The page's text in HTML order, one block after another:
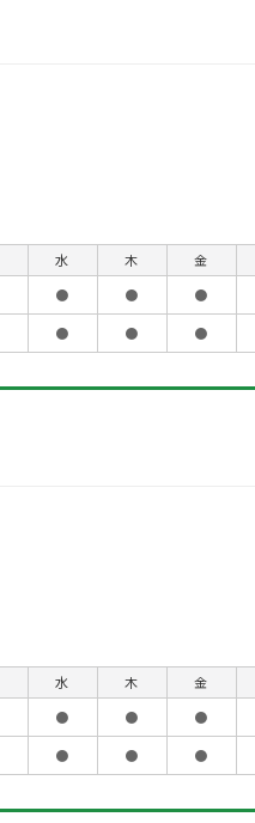
水 木 金
● ● ●
● ● ●
水 木 金
● ● ●
● ● ●